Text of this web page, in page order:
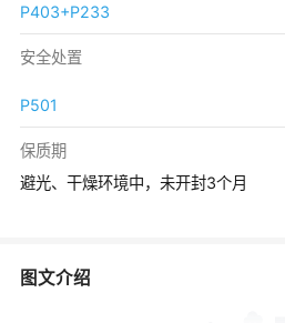
P403+P233
安全处置
P501
保质期
避光、干燥环境中，未开封3个月
图文介绍